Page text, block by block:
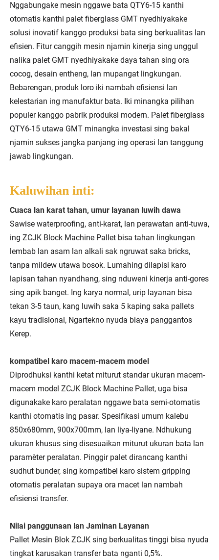
Nggabungake mesin nggawe bata QTY6-15 kanthi
otomatis kanthi palet fiberglass GMT nyedhiyakake
solusi inovatif kanggo produksi bata sing berkualitas lan
efisien. Fitur canggih mesin njamin kinerja sing unggul
nalika palet GMT nyedhiyakake daya tahan sing ora
cocog, desain entheng, lan mupangat lingkungan.
Bebarengan, produk loro iki nambah efisiensi lan
kelestarian ing manufaktur bata. Iki minangka pilihan
populer kanggo pabrik produksi modern. Palet fiberglass
QTY6-15 utawa GMT minangka investasi sing bakal
njamin sukses jangka panjang ing operasi lan tanggung
jawab lingkungan.
Kaluwihan inti:
Cuaca lan karat tahan, umur layanan luwih dawa
Sawise waterproofing, anti-karat, lan perawatan anti-tuwa,
ing ZCJK Block Machine Pallet bisa tahan lingkungan
lembab lan asam lan alkali sak ngruwat saka bricks,
tanpa mildew utawa bosok. Lumahing dilapisi karo
lapisan tahan nyandhang, sing nduweni kinerja anti-gores
sing apik banget. Ing karya normal, urip layanan bisa
tekan 3-5 taun, kang luwih saka 5 kaping saka pallets
kayu tradisional, Ngartekno nyuda biaya panggantos
Kerep.
kompatibel karo macem-macem model
Diprodhuksi kanthi ketat miturut standar ukuran macem-
macem model ZCJK Block Machine Pallet, uga bisa
digunakake karo peralatan nggawe bata semi-otomatis
kanthi otomatis ing pasar. Spesifikasi umum kalebu
850x680mm, 900x700mm, lan liya-liyane. Ndhukung
ukuran khusus sing disesuaikan miturut ukuran bata lan
paramèter peralatan. Pinggir palet dirancang kanthi
sudhut bunder, sing kompatibel karo sistem gripping
otomatis peralatan supaya ora macet lan nambah
efisiensi transfer.
Nilai panggunaan lan Jaminan Layanan
Pallet Mesin Blok ZCJK sing berkualitas tinggi bisa nyuda
tingkat karusakan transfer bata nganti 0,5%.